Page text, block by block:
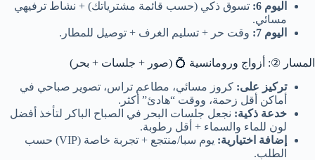
اليوم 6:
تسوق ذكي (حسب قائمة مشترياتك) + نشاط ترفيهي
مسائي.
اليوم 7:
وقت حر + تسليم الغرف + توصيل للمطار.
المسار ②: أزواج ورومانسية 💍 (صور + جلسات + بحر)
تركيز على: كروز مسائي، مطاعم تراس، تصوير صباحي في
أماكن أقل زحمة، ووقت “هادئ” أكثر.
خدعة ذكية: نجعل جلسات البحر في الصباح الباكر لتأخذ أفضل
لون للماء والسماء + أقل رطوبة.
إضافة اختيارية:
يوم سبا/منتجع + تجربة خاصة (VIP) حسب
الطلب.